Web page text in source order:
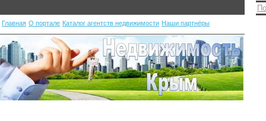
Главная О портале Каталог агентств недвижимости Наши партнёры